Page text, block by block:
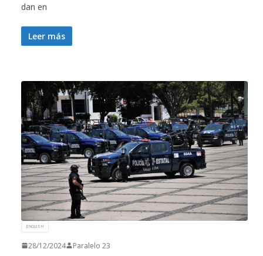
dan en
Leer más
ENGLISH
28/12/2024 Paralelo 23